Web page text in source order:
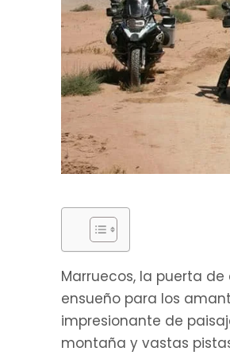
Marruecos, la puerta
ensueño para los
impresionante de
montaña y vastas